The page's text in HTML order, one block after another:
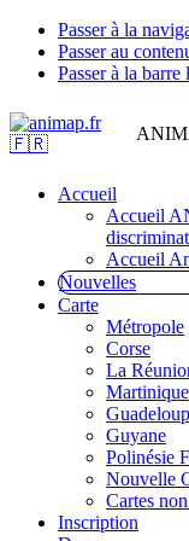
Passer à la
Passer au
Passer à la
Accueil
Accueil
Accueil
Nouvelles
Carte
Métropole
Corse
La
Martinique
Guyane
Polinésie
Nouvelle
Cartes
Inscription